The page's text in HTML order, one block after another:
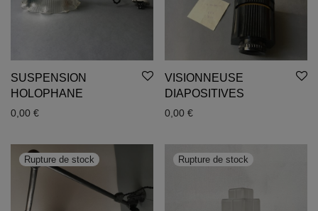
SUSPENSION
HOLOPHANE
0,00 €
VISIONNEUSE
DIAPOSITIVES
0,00 €